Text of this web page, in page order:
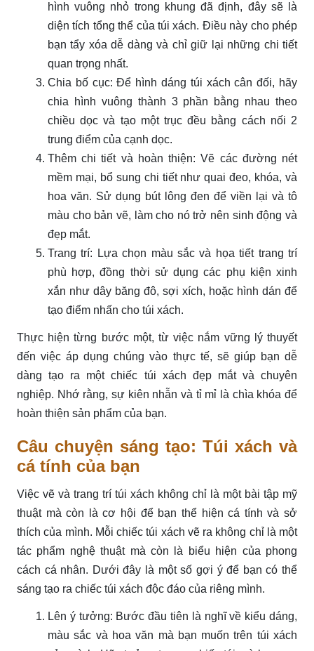
hình vuông nhỏ trong khung đã định, đây sẽ là
diện tích tổng thể của túi xách. Điều này cho phép
bạn tẩy xóa dễ dàng và chỉ giữ lại những chi tiết
quan trọng nhất.
Chia bố cục: Để hình dáng túi xách cân đối, hãy
chia hình vuông thành 3 phần bằng nhau theo
chiều dọc và tạo một trục đều bằng cách nối 2
trung điểm của cạnh dọc.
Thêm chi tiết và hoàn thiện: Vẽ các đường nét
mềm mại, bổ sung chi tiết như quai đeo, khóa, và
hoa văn. Sử dụng bút lông đen để viền lại và tô
màu cho bản vẽ, làm cho nó trở nên sinh động và
đẹp mắt.
Trang trí: Lựa chọn màu sắc và họa tiết trang trí
phù hợp, đồng thời sử dụng các phụ kiện xinh
xắn như dây băng đô, sợi xích, hoặc hình dán để
tạo điểm nhấn cho túi xách.
Thực hiện từng bước một, từ việc nắm vững lý thuyết
đến việc áp dụng chúng vào thực tế, sẽ giúp bạn dễ
dàng tạo ra một chiếc túi xách đẹp mắt và chuyên
nghiệp. Nhớ rằng, sự kiên nhẫn và tỉ mỉ là chìa khóa để
hoàn thiện sản phẩm của bạn.
Câu chuyện sáng tạo: Túi xách và
cá tính của bạn
Việc vẽ và trang trí túi xách không chỉ là một bài tập mỹ
thuật mà còn là cơ hội để bạn thể hiện cá tính và sở
thích của mình. Mỗi chiếc túi xách vẽ ra không chỉ là một
tác phẩm nghệ thuật mà còn là biểu hiện của phong
cách cá nhân. Dưới đây là một số gợi ý để bạn có thể
sáng tạo ra chiếc túi xách độc đáo của riêng mình.
Lên ý tưởng: Bước đầu tiên là nghĩ về kiểu dáng,
màu sắc và hoa văn mà bạn muốn trên túi xách